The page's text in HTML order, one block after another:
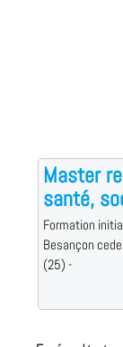
Master
santé,
Formation
Besançon
(25) -